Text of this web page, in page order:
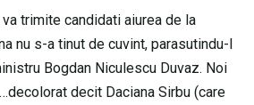
trimite candidati aiurea de la
nu s-a tinut de cuvint, parasutindu-l
Bogdan Niculescu Duvaz. Noi
decit Daciana Sirbu (care